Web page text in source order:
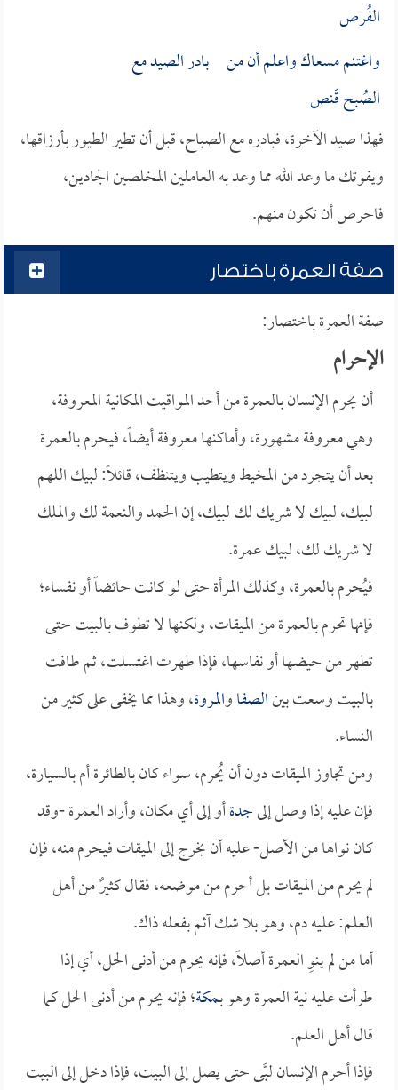
الفُرص
واغتنم مسعاك واعلم أن من بادر الصيد مع
الصُبح قَنص
فهذا صيد الآخرة، فبادره مع الصباح، قبل أن تطير الطيور بأرزاقها،
ويفوتك ما وعد الله مما وعد به العاملين المخلصين الجادين،
فاحرص أن تكون منهم.
صفة العمرة باختصار
صفة العمرة باختصار:
الإحرام
أن يحرم الإنسان بالعمرة من أحد المواقيت المكانية المعروفة،
وهي معروفة مشهورة، وأماكنها معروفة أيضاً، فيحرم بالعمرة
بعد أن يتجرد من المخيط ويتطيب ويتنظف، قائلاً: لبيك اللهم
لبيك، لبيك لا شريك لك لبيك، إن الحمد والنعمة لك والملك
لا شريك لك، لبيك عمرة.
فيُحرم بالعمرة، وكذلك المرأة حتى لو كانت حائضاً أو نفساء؛
فإنها تحرم بالعمرة من الميقات، ولكنها لا تطوف بالبيت حتى
تطهر من حيضها أو نفاسها، فإذا طهرت اغتسلت، ثم طافت
بالبيت وسعت بينالصفاوالمروة، وهذا مما يخفى على كثير من
النساء.
ومن تجاوز الميقات دون أن يُحرم، سواء كان بالطائرة أم بالسيارة،
فإن عليه إذا وصل إلىجدةأو إلى أي مكان، وأراد العمرة -وقد
كان نواها من الأصل- عليه أن يخرج إلى الميقات فيحرم منه، فإن
لم يحرم من الميقات بل أحرم من موضعه، فقال كثيرٌ من أهل
العلم: عليه دم، وهو بلا شك آثم بفعله ذاك.
أما من لم ينوِ العمرة أصلاً، فإنه يحرم من أدنى الحل، أي إذا
طرأت عليه نية العمرة وهو بـمكة؛ فإنه يحرم من أدنى الحل كما
قال أهل العلم.
فإذا أحرم الإنسان لبَّى حتى يصل إلى البيت، فإذا دخل إلى البيت